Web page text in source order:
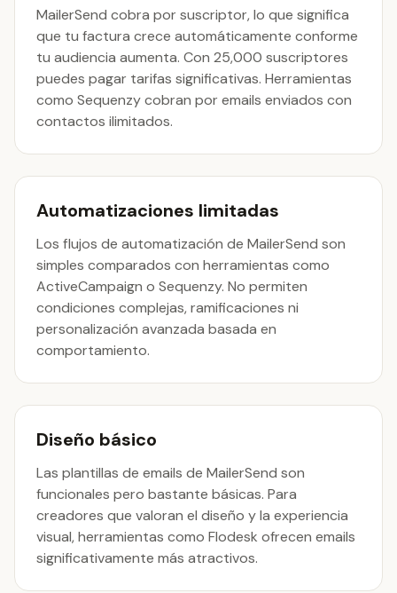
MailerSend cobra por suscriptor, lo que significa
que tu factura crece automáticamente conforme
tu audiencia aumenta. Con 25,000 suscriptores
puedes pagar tarifas significativas. Herramientas
como Sequenzy cobran por emails enviados con
contactos ilimitados.
Automatizaciones limitadas
Los flujos de automatización de MailerSend son
simples comparados con herramientas como
ActiveCampaign o Sequenzy. No permiten
condiciones complejas, ramificaciones ni
personalización avanzada basada en
comportamiento.
Diseño básico
Las plantillas de emails de MailerSend son
funcionales pero bastante básicas. Para
creadores que valoran el diseño y la experiencia
visual, herramientas como Flodesk ofrecen emails
significativamente más atractivos.